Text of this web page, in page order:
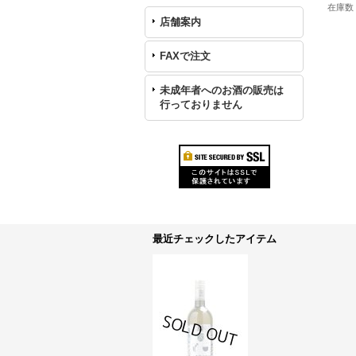
店舗案内
FAXで注文
未成年者へのお酒の販売は
行っておりません
在庫数
最近チェックしたアイテム